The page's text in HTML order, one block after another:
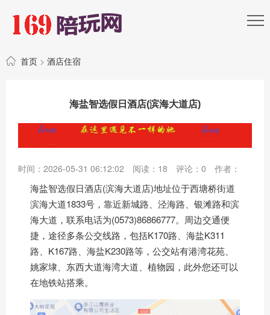
首页 > 酒店住宿
海盐智选假日酒店(滨海大道店)
时间：2026-05-31 06:12:02 阅读： 18 评论： 0 作者：
海盐智选假日酒店(滨海大道店)地址位于西塘桥街道
滨海大道1833号，靠近新城路、泾海路、银滩路和滨
海大道，联系电话为(0573)86866777。周边交通便
捷，途径多条公交线路，包括K170路、海盐K311
路、K167路、海盐K230路等，公交站有港湾花苑、
姚家埭、东西大道海湾大道、植物园，此外您还可以
在地铁站搭乘。